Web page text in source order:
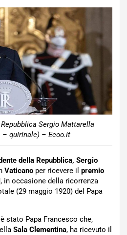
Sergio Mattarella
– quirinale) – Ecoo.it
della Repubblica, Sergio
Vaticano per ricevere il premio
, in occasione della ricorrenza
(29 maggio 1920) del Papa
stato Papa Francesco che,
Sala Clementina, ha ricevuto il